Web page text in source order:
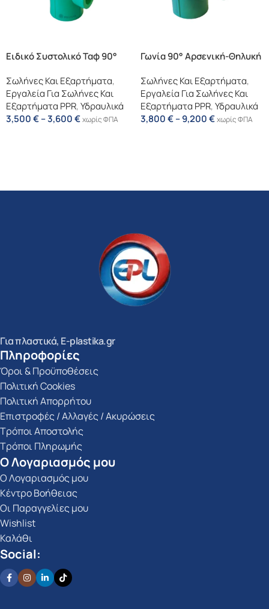
Ειδικό Συστολικό Ταφ 90°
Σωλήνες Και Εξαρτήματα,
Εργαλεία Για Σωλήνες Και
Εξαρτήματα PPR,Υδραυλικά
3,500€–3,600€χωρίς ΦΠΑ
Γωνία 90° Αρσενική-Θηλυκή
Σωλήνες Και Εξαρτήματα,
Εργαλεία Για Σωλήνες Και
Εξαρτήματα PPR,Υδραυλικά
3,800€–9,200€χωρίς ΦΠΑ
Για πλαστικά, E-plastika.gr
Πληροφορίες
Όροι & Προϋποθέσεις
Πολιτική Cookies
Πολιτική Απορρήτου
Επιστροφές / Αλλαγές / Ακυρώσεις
Τρόποι Αποστολής
Τρόποι Πληρωμής
Ο Λογαριασμός μου
Ο Λογαριασμός μου
Κέντρο Βοήθειας
Οι Παραγγελίες μου
Wishlist
Καλάθι
Social: